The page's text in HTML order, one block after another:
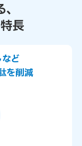
長
ど
を削減